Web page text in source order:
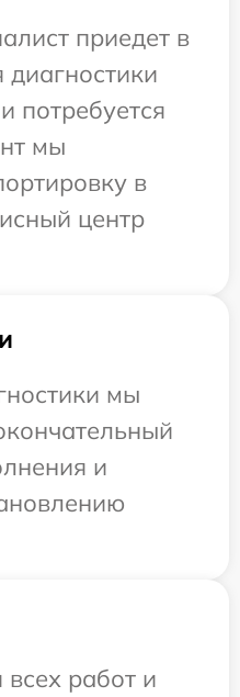
приедет в
потребуется
мы
в
центр
мы
и
работ и